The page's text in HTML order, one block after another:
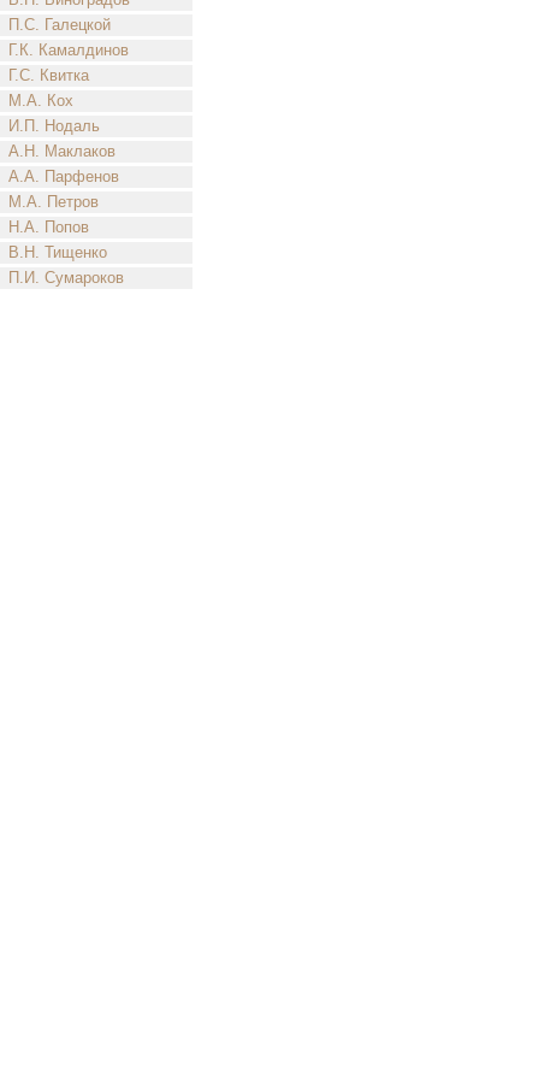
П.С. Галецкой
Г.К. Камалдинов
Г.С. Квитка
М.А. Кох
И.П. Нодаль
А.Н. Маклаков
А.А. Парфенов
М.А. Петров
Н.А. Попов
В.Н. Тищенко
П.И. Сумароков